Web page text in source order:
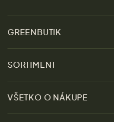
GREENBUTIK
Udržateľnosť
SORTIMENT
Zľavy
Ženy
VŠETKO O NÁKUPE